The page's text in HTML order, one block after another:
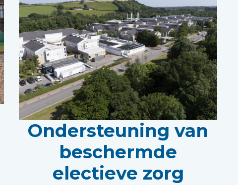
Ondersteuning van
beschermde
electieve zorg